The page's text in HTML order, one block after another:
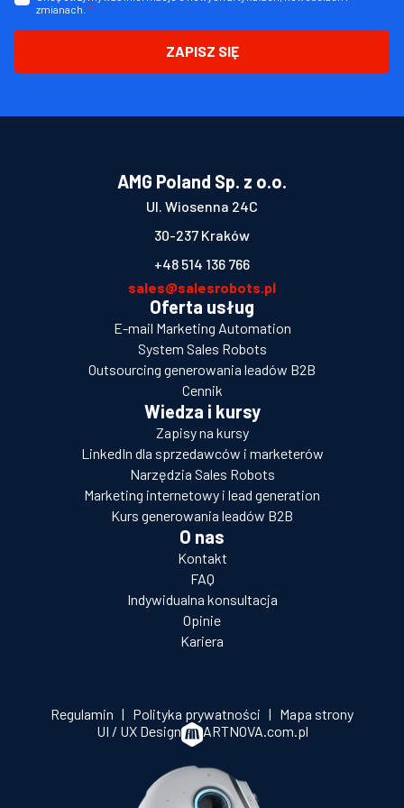
zmianach. *
ZAPISZ SIĘ
AMG Poland Sp. z o.o.
Ul. Wiosenna 24C
30-237 Kraków
+48 514 136 766
sales@salesrobots.pl
Oferta usług
E-mail Marketing Automation
System Sales Robots
Outsourcing generowania leadów B2B
Cennik
Wiedza i kursy
Zapisy na kursy
LinkedIn dla sprzedawców i marketerów
Narzędzia Sales Robots
Marketing internetowy i lead generation
Kurs generowania leadów B2B
O nas
Kontakt
FAQ
Indywidualna konsultacja
Opinie
Kariera
Regulamin | Polityka prywatności | Mapa strony
UI / UX Design
ARTNOVA.com.pl